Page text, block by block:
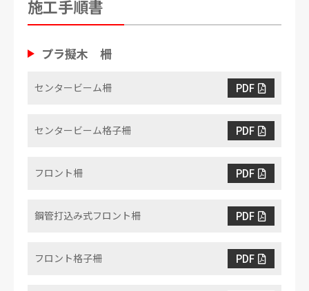
施工手順書
プラ擬木 柵
センタービーム柵 PDF
センタービーム格子柵 PDF
フロント柵 PDF
鋼管打込み式フロント柵 PDF
フロント格子柵 PDF